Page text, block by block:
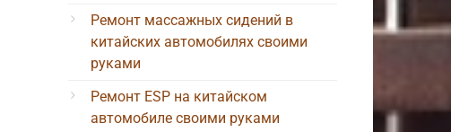
Ремонт массажных сидений в
китайских автомобилях своими
руками
Ремонт ESP на китайском
автомобиле своими руками